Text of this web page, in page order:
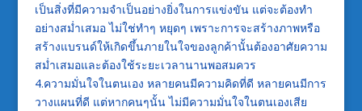
เป็นสิ่งที่มีความจำเป็นอย่างยิ่งในการแข่งขัน แต่จะต้องทำ
อย่างสม่ำเสมอ ไม่ใช่ทำๆ หยุดๆ เพราะการจะสร้างภาพหรือ
สร้างแบรนด์ให้เกิดขึ้นภายในใจของลูกค้านั้นต้องอาศัยความ
สม่ำเสมอและต้องใช้ระยะเวลานานพอสมควร
4.ความมั่นใจในตนเอง หลายคนมีความคิดที่ดี หลายคนมีการ
วางแผนที่ดี แต่หากคนๆนั้น ไม่มีความมั่นใจในตนเองเสีย